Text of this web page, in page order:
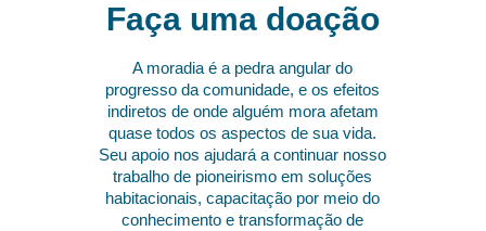
Faça uma doação
A moradia é a pedra angular do
progresso da comunidade, e os efeitos
indiretos de onde alguém mora afetam
quase todos os aspectos de sua vida.
Seu apoio nos ajudará a continuar nosso
trabalho de pioneirismo em soluções
habitacionais, capacitação por meio do
conhecimento e transformação de